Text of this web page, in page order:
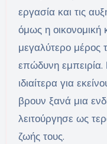
εργασία και τις
όμως η οικονομική
μεγαλύτερο μέρος
επώδυνη εμπειρία.
ιδιαίτερα για
βρουν ξανά μια
λειτούργησε ως
ζωής τους.